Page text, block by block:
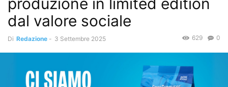
dal valore sociale
Di Redazione - 3 Settembre 2025 0
629